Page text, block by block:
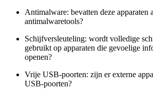
Antimalware: bevatten deze apparaten
antimalwaretools?
Schijfversleuteling: wordt volledige
gebruikt op apparaten die gevoelige
openen?
Vrije USB-poorten: zijn er externe
USB-poorten?